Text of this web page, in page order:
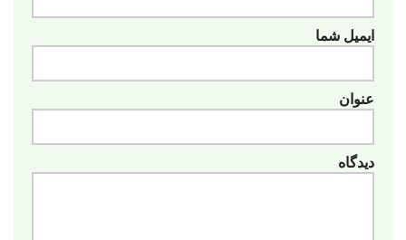
ایمیل شما
عنوان
دیدگاه